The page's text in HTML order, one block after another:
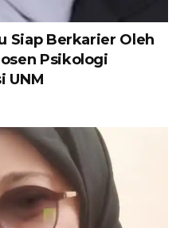
Siap Berkarier Oleh
Psikologi
UNM